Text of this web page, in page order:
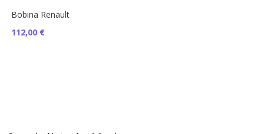
Bobina Renault
112,00 €